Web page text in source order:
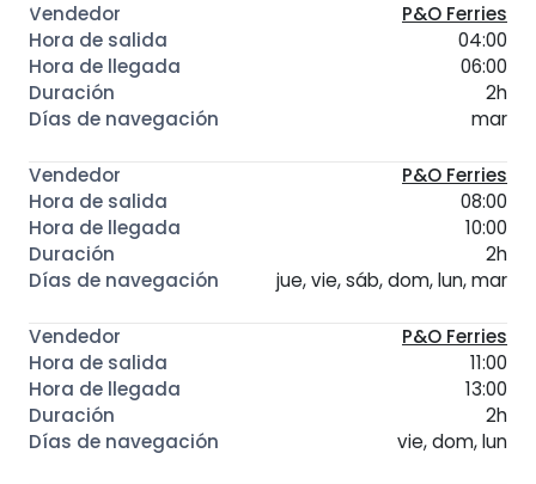
P&O Ferries
04:00
06:00
2h
mar
P&O Ferries
08:00
10:00
2h
jue, vie, sáb, dom, lun, mar
P&O Ferries
11:00
13:00
2h
vie, dom, lun